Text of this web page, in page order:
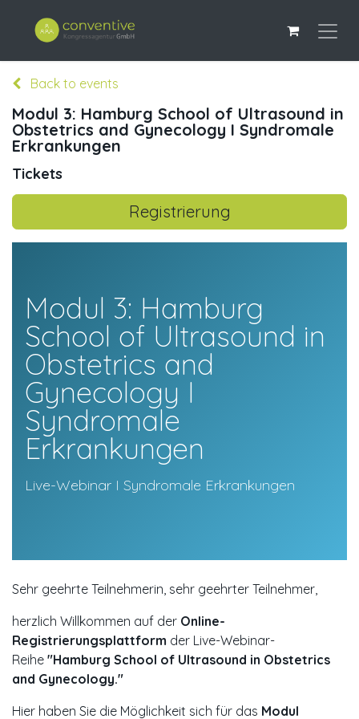
Back to events
Modul 3: Hamburg School of Ultrasound in
Obstetrics and Gynecology I Syndromale
Erkrankungen
Tickets
Registrierung
Modul 3: Hamburg
School of Ultrasound in
Obstetrics and
Gynecology I
Syndromale
Erkrankungen
Live-Webinar I Syndromale Erkrankungen
Sehr geehrte Teilnehmerin, sehr geehrter Teilnehmer,
herzlich Willkommen auf der Online-
Registrierungsplattform der Live-Webinar-
Reihe "Hamburg School of Ultrasound in Obstetrics
and Gynecology."
Hier haben Sie die Möglichkeit sich für das Modul